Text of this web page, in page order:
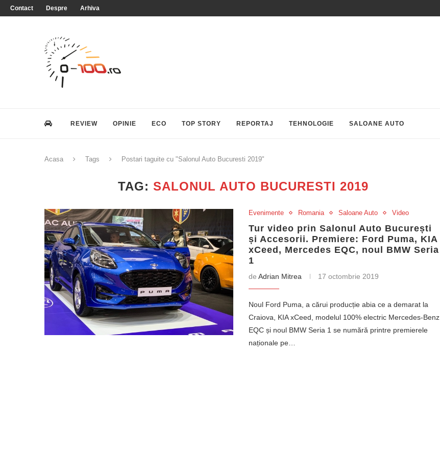
Contact Despre Arhiva
REVIEW OPINIE ECO TOP STORY REPORTAJ TEHNOLOGIE SALOANE AUTO
Acasa Tags Postari taguite cu "Salonul Auto Bucuresti 2019"
TAG:SALONUL AUTO BUCURESTI 2019
Evenimente Romania Saloane Auto Video
Tur video prin Salonul Auto București
și Accesorii. Premiere: Ford Puma, KIA
xCeed, Mercedes EQC, noul BMW Seria
1
de Adrian Mitrea 17 octombrie 2019
Noul Ford Puma, a cărui producție abia ce a demarat la
Craiova, KIA xCeed, modelul 100% electric Mercedes-Benz
EQC și noul BMW Seria 1 se numără printre premierele
naționale pe…